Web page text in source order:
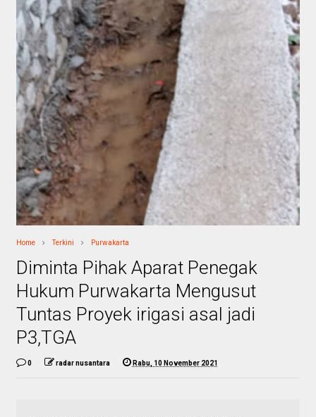
Home Terkini Purwakarta
Diminta Pihak Aparat Penegak
Hukum Purwakarta Mengusut
Tuntas Proyek irigasi asal jadi
P3,TGA
0 radar nusantara Rabu, 10 November 2021